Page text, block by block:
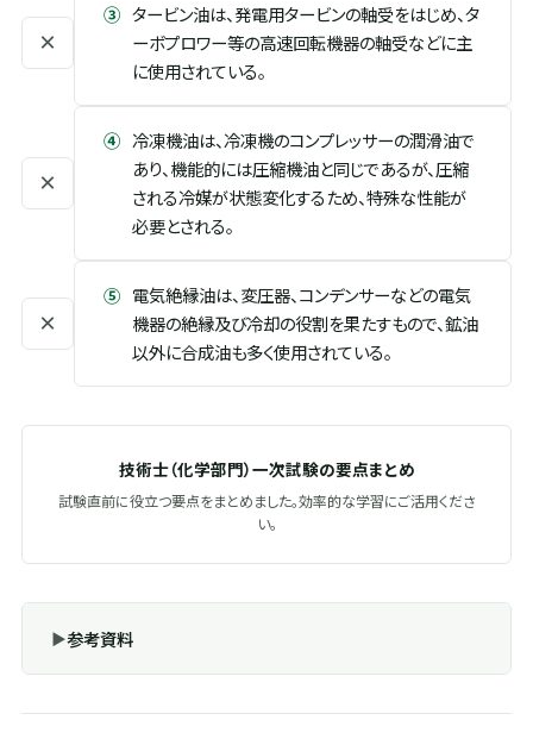
×
③ タービン油は、発電用タービンの軸受をはじめ、タ
ーボプロワー等の高速回転機器の軸受などに主
に使用されている。
×
④ 冷凍機油は、冷凍機のコンプレッサーの潤滑油で
あり、機能的には圧縮機油と同じであるが、圧縮
される冷媒が状態変化するため、特殊な性能が
必要とされる。
×
⑤ 電気絶縁油は、変圧器、コンデンサーなどの電気
機器の絶縁及び冷却の役割を果たすもので、鉱油
以外に合成油も多く使用されている。
技術士（化学部門）一次試験の要点まとめ
試験直前に役立つ要点をまとめました。効率的な学習にご活用くださ
い。
参考資料